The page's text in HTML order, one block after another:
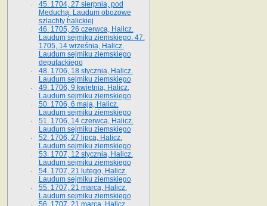
45. 1704, 27 sierpnia, pod
Meduchą. Laudum obozowe
szlachty halickiej
46. 1705, 26 czerwca, Halicz.
Laudum sejmiku ziemskiego. 47.
1705, 14 września, Halicz.
Laudum sejmiku ziemskiego
deputackiego
48. 1706, 18 stycznia, Halicz.
Laudum sejmiku ziemskiego
49. 1706, 9 kwietnia, Halicz.
Laudum sejmiku ziemskiego
50. 1706, 6 maja, Halicz.
Laudum sejmiku ziemskiego
51. 1706, 14 czerwca, Halicz.
Laudum sejmiku ziemskiego
52. 1706, 27 lipca, Halicz.
Laudum sejmiku ziemskiego
53. 1707, 12 stycznia, Halicz.
Laudum sejmiku ziemskiego
54. 1707, 21 lutego, Halicz.
Laudum sejmiku ziemskiego
55. 1707, 21 marca, Halicz.
Laudum sejmiku ziemskiego
56. 1707, 21 marca, Halicz.